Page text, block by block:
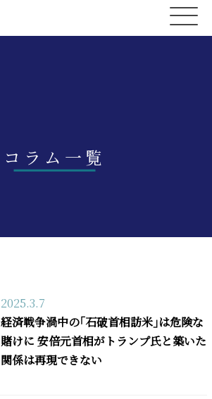
コラム一覧
2025.3.7
経済戦争渦中の｢石破首相訪米｣は危険な
賭けに 安倍元首相がトランプ氏と築いた
関係は再現できない